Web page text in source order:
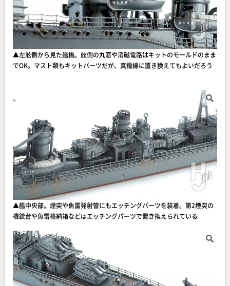
▲左舷側から見た艦橋。舷側の丸窓や消磁電路はキットのモールドのまま
でOK。マスト類もキットパーツだが、真鍮線に置き換えてもよいだろう
▲艦中央部。煙突や魚雷発射管にもエッチングパーツを装着。第2煙突の
機銃台や魚雷格納箱などはエッチングパーツで置き換えられている